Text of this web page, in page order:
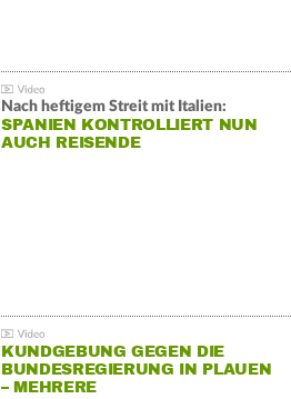
Nach heftigem Streit mit Italien:
SPANIEN KONTROLLIERT NUN
AUCH REISENDE
KUNDGEBUNG GEGEN DIE
BUNDESREGIERUNG IN PLAUEN
– MEHRERE